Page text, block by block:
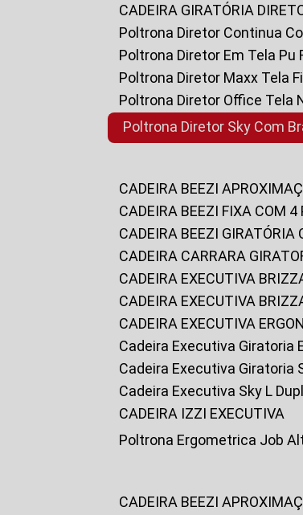
CADEIRA GIRATÓRIA
Poltrona Diretor Continua
Poltrona Diretor Em Tela Pu
Poltrona Diretor Maxx Tela
Poltrona Diretor Office Tela
Poltrona Diretor Sky Com
CADEIRA BEEZI
CADEIRA BEEZI FIXA COM
CADEIRA BEEZI GIRATÓRIA
CADEIRA CARRARA
CADEIRA EXECUTIVA
CADEIRA EXECUTIVA
CADEIRA EXECUTIVA
Cadeira Executiva
Cadeira Executiva Giratoria
Cadeira Executiva Sky L
CADEIRA IZZI EXECUTIVA
Poltrona Ergometrica Job
CADEIRA BEEZI